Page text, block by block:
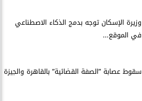
​وزيرة الإسكان توجه بدمج الذكاء الاصطناعي
في الموقع...
سقوط عصابة ”الصفة القضائية” بالقاهرة والجيزة